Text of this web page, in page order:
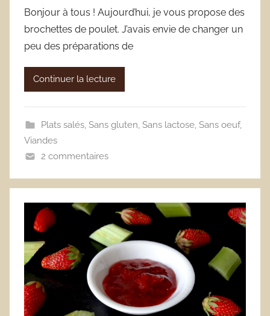
Bonjour à tous ! Aujourd’hui, je vous propose des
brochettes de poulet. J’avais envie de changer un
peu des préparations de
Continuer la lecture
Plats salés, Sans gluten, Sans lactose, Sans oeuf,
Viandes
2 commentaires